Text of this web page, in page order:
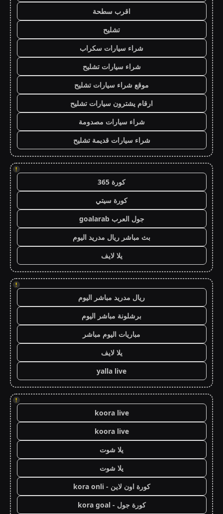
اقرب سطحة
تشليح
شراء سيارات سكراب
شراء سيارات تشليح
موقع شراء سيارات تشليح
ارقام يشترون سيارات تشليح
شراء سيارات مصدومة
شراء سيارات قديمة تشليح
!
كورة 365
كورة سيتي
جول العرب goalarab
بث مباشر ريال مدريد اليوم
يلا لايف
!
ريال مدريد مباشر اليوم
برشلونة مباشر اليوم
مباريات اليوم مباشر
يلا لايف
yalla live
!
koora live
koora live
يلا شوت
يلا شوت
كورة اون لاين - kora onli
كورة جول - kora goal